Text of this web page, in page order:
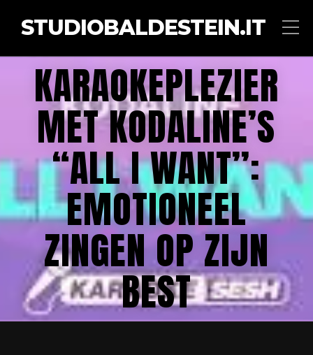
STUDIOBALDESTEIN.IT
KARAOKEPLEZIER
MET KODALINE’S
“ALL I WANT”:
EMOTIONEEL
ZINGEN OP ZIJN
BEST